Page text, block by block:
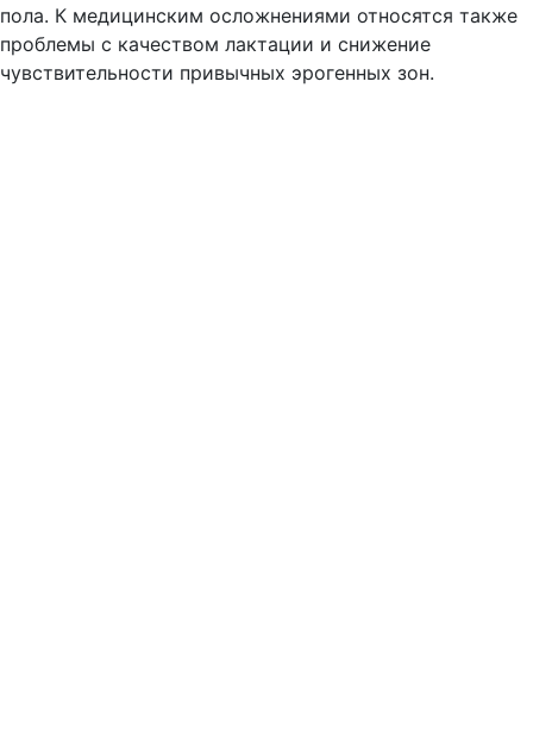
пола. К медицинским осложнениями относятся также
проблемы с качеством лактации и снижение
чувствительности привычных эрогенных зон.